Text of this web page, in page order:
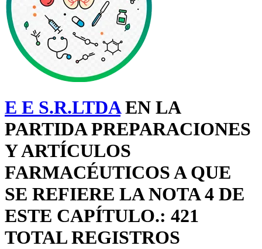
E E S.R.LTDAEN LA
PARTIDA PREPARACIONES
Y ARTÍCULOS
FARMACÉUTICOS A QUE
SE REFIERE LA NOTA 4 DE
ESTE CAPÍTULO.: 421
TOTAL REGISTROS